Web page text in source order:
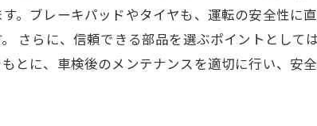
。ブレーキパッドやタイヤも、運転の安全性に
さらに、信頼できる部品を選ぶポイントとして
とに、車検後のメンテナンスを適切に行い、安